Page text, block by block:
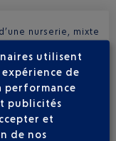
nurserie, mixte
langer du côté
table à langer
Les nurseries
plus jeunes.
utilisent
de
performance
publicités
et
de nos